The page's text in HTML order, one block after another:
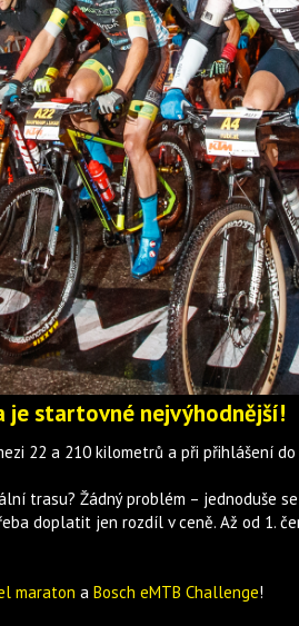
je startovné nejvýhodnější!
22 a 210 kilometrů a při přihlášení
trasu? Žádný problém – jednoduše
doplatit jen rozdíl v ceně. Až od 1.
maraton a Bosch eMTB Challenge!